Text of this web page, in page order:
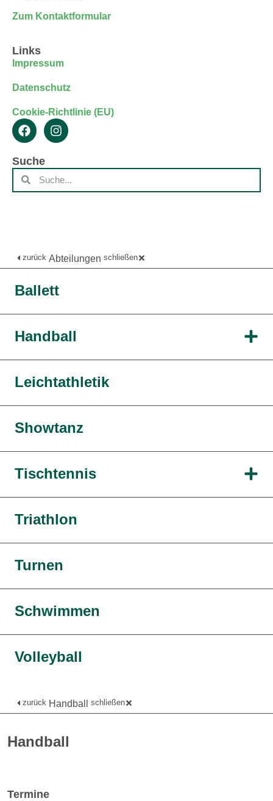
Zum Kontaktformular
Links
Impressum
Datenschutz
Cookie-Richtlinie (EU)
Suche
zurück Abteilungen schließen
Ballett
Handball
Leichtathletik
Showtanz
Tischtennis
Triathlon
Turnen
Schwimmen
Volleyball
zurück Handball schließen
Handball
Termine